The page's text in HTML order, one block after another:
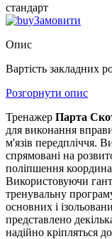
стандарт
Замовити
Опис
Вартість закладних
Розгорнути опис
Тренажер Парта
для виконання
м'язів передпліччя.
спрямовані на
поліпшення
Використовуючи
тренувальну
основних і
представлено
надійно кріпляться